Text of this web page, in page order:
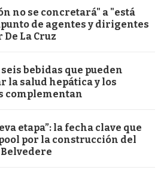
no se concretará" a "está
de agentes y dirigentes
La Cruz
bebidas que pueden
la salud hepática y los
complementan
etapa”: la fecha clave que
por la construcción del